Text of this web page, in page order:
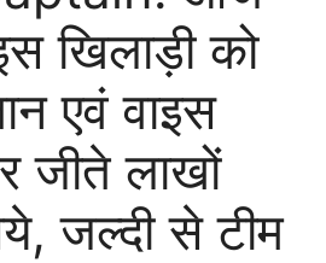
खिलाड़ी को
एवं वाइस
जीते लाखों
जल्दी से टीम